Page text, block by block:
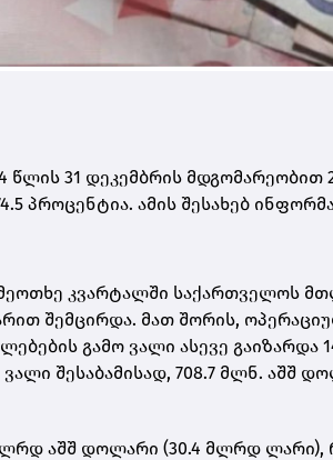
წლის 31 დეკემბრის მდგომარეობით
პროცენტია. ამის შესახებ
კვარტალში საქართველოს
შემცირდა. მათ შორის,
გამო ვალი ასევე
შესაბამისად, 708.7 მლნ. აშშ
აშშ დოლარი (30.4 მლრდ ლარი),